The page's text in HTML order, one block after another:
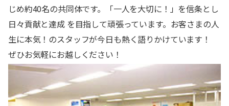
じめ約40名の共同体です。「一人を大切に！」を信条とし
日々貢献と達成 を目指して頑張っています。お客さまの人
生に本気！のスタッフが今日も熱く語りかけています！
ぜひお気軽にお越しください！